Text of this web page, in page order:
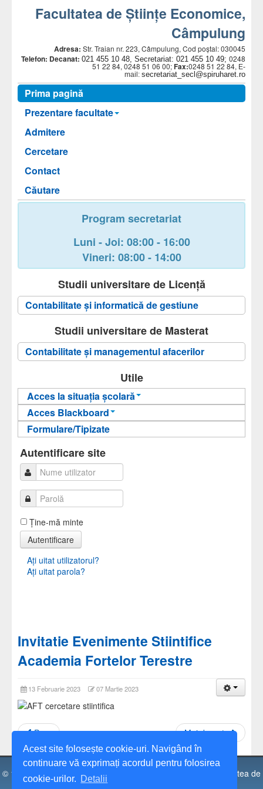
Acest site folosește cookie-uri. Navigând în
continuare vă exprimați acordul pentru folosirea
cookie-urilor. Detalii
Facultatea de Științe Economice,
Câmpulung
Adresa: Str. Traian nr. 223, Câmpulung, Cod poștal: 030045
Telefon: Decanat: 021 455 10 48, Secretariat: 021 455 10 49; 0248
51 22 84, 0248 51 06 00;Fax:0248 51 22 84, E-
mail: secretariat_secl@spiruharet.ro
Prima pagină
Prezentare facultate
Admitere
Cercetare
Contact
Căutare
Program secretariat
Luni - Joi: 08:00 - 16:00
Vineri: 08:00 - 14:00
Studii universitare de Licență
Contabilitate și informatică de gestiune
Studii universitare de Masterat
Contabilitate şi managementul afacerilor
Utile
Acces la situația școlară
Informații pentru acces
Autentificare
Acces Blackboard
Informații pentru acces
Autentificare
Formulare/Tipizate
Autentificare site
Ţine-mă minte
Autentificare
Aţi uitat utilizatorul?
Aţi uitat parola?
Invitatie Evenimente Stiintifice
Academia Fortelor Terestre
13 Februarie 2023 07 Martie 2023
Prec Mai departe
© 1991 - 2026 Universitatea Spiru Haret, Facultatea de Facultatea de
Științe Economice, Câmpulung